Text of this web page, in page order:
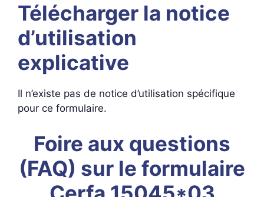
Télécharger la notice
d’utilisation
explicative
Il n’existe pas de notice d’utilisation spécifique
pour ce formulaire.
Foire aux questions
(FAQ) sur le formulaire